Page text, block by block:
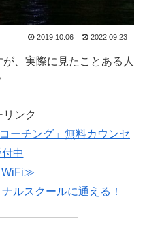
2019.10.06 2022.09.23
、実際に見たことある人
リンク
ーチング」無料カウンセ
中
WiFi≫
ルスクールに通える！